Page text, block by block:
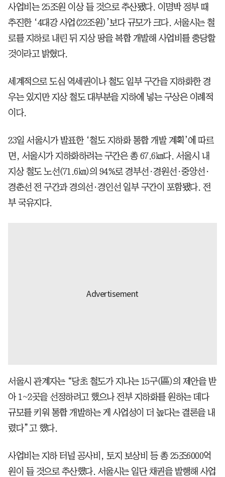
사업비는 25조원 이상 들 것으로 추산됐다. 이명박 정부 때
추진한 ‘4대강 사업(22조원)’보다 규모가 크다. 서울시는 철
로를 지하로 내린 뒤 지상 땅을 복합 개발해 사업비를 충당할
것이라고 밝혔다.
세계적으로 도심 역세권이나 철도 일부 구간을 지하화한 경
우는 있지만 지상 철도 대부분을 지하에 넣는 구상은 이례적
이다.
23일 서울시가 발표한 ‘철도 지하화 통합 개발 계획’에 따르
면, 서울시가 지하화하려는 구간은 총 67.6㎞다. 서울시 내
지상 철도 노선(71.6㎞)의 94%로 경부선·경원선·중앙선·
경춘선 전 구간과 경의선·경인선 일부 구간이 포함됐다. 전
부 국유지다.
서울시 관계자는 “당초 철도가 지나는 15구(區)의 제안을 받
아 1~2곳을 선정하려고 했으나 전부 지하화를 원하는 데다
규모를 키워 통합 개발하는 게 사업성이 더 높다는 결론을 내
렸다”고 했다.
사업비는 지하 터널 공사비, 토지 보상비 등 총 25조6000억
원이 들 것으로 추산했다. 서울시는 일단 채권을 발행해 사업